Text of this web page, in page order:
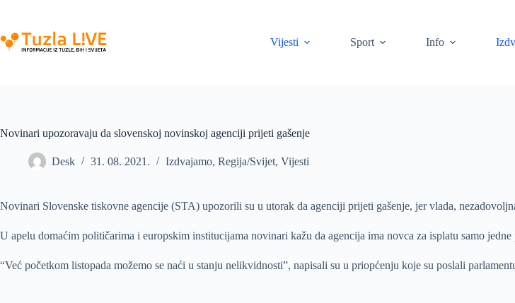
content
Vijesti
Sport Info
Novinari upozoravaju da slovenskoj novinskoj agenciji prijeti gašenje
Desk 31. 08. 2021. Izdvajamo, Regija/Svijet, Vijesti
Novinari Slovenske tiskovne agencije (STA) upozorili su u utorak da agenciji prijeti gašenje, jer vlada,
U apelu domaćim političarima i europskim institucijama novinari kažu da agencija ima novca za isplatu samo jedne
“Već početkom listopada možemo se naći u stanju nelikvidnosti”, napisali su u priopćenju koje su poslali